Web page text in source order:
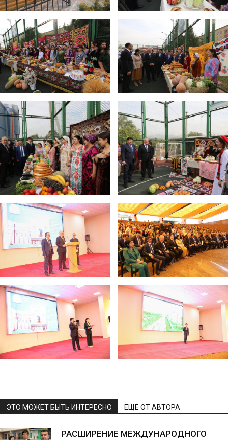
ЭТО МОЖЕТ БЫТЬ ИНТЕРЕСНО ЕЩЕ ОТ АВТОРА
РАСШИРЕНИЕ МЕЖДУНАРОДНОГО